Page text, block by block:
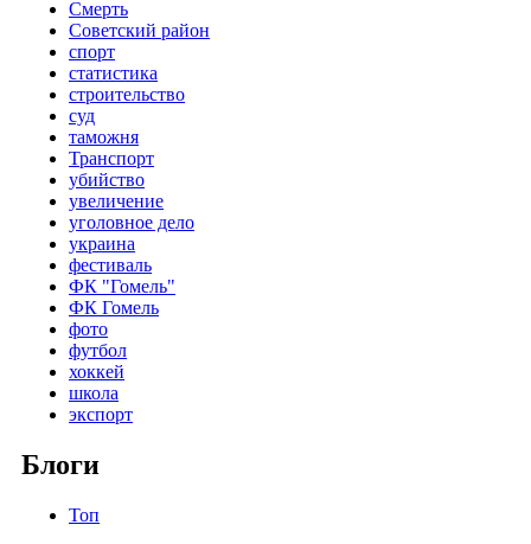
Смерть
Советский район
спорт
статистика
строительство
суд
таможня
Транспорт
убийство
увеличение
уголовное дело
украина
фестиваль
ФК "Гомель"
ФК Гомель
фото
футбол
хоккей
школа
экспорт
Блоги
Топ